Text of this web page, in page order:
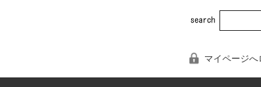
マイページへ